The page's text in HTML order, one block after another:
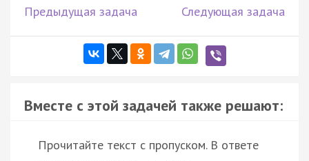
Предыдущая задача Следующая задача
Вместе с этой задачей также решают:
Прочитайте текст с пропуском. В ответе